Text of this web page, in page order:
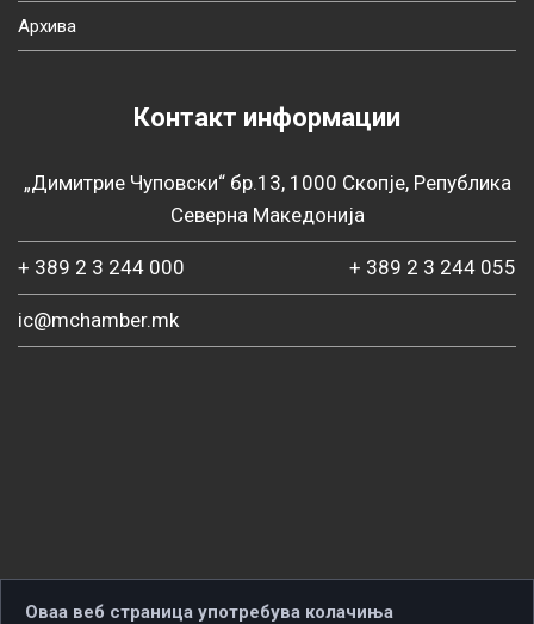
Архива
Контакт информации
„Димитрие Чуповски“ бр.13, 1000 Скопје, Република
Северна Македонија
+ 389 2 3 244 000 + 389 2 3 244 055
ic@mchamber.mk
Оваа веб страница употребува колачиња